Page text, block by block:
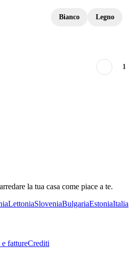
Bianco Legno
1
la tua casa come piace a te.
LettoniaSloveniaBulgariaEstoniaItalia
e fattureCrediti